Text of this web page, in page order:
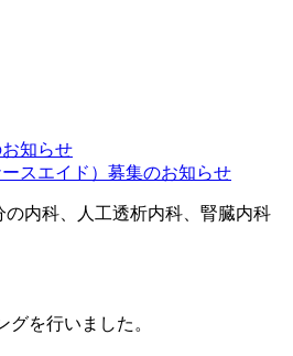
知らせ
スエイド）募集のお知らせ
の内科、人工透析内科、腎臓内科
グを行いました。